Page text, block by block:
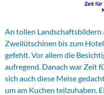
An tollen Landschaftsbildern
Zweilütschinen bis zum
gefehlt. Vor allem die
aufregend. Danach war Zeit
sich auch diese Meise
um am Kuchen teilzuhaben.